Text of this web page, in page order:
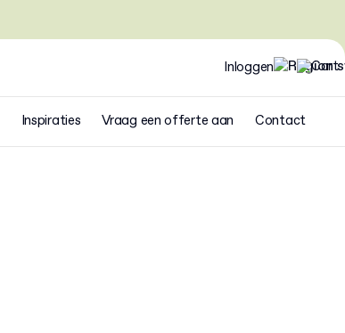
Inloggen
Inspiraties Vraag een offerte aan Contact